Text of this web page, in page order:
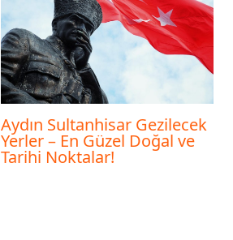
Aydın Sultanhisar Gezilecek
Yerler – En Güzel Doğal ve
Tarihi Noktalar!